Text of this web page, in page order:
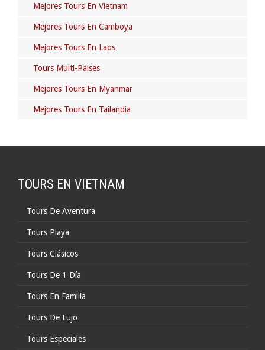
Mejores Tours En Vietnam
Mejores Tours En Camboya
Mejores Tours En Laos
Tours Multi-Paises
Mejores Tours En Myanmar
Mejores Tours En Tailandia
TOURS EN VIETNAM
Tours De Aventura
Tours Playa
Tours Clásicos
Tours De 1 Día
Tours En Familia
Tours De Lujo
Tours Especiales